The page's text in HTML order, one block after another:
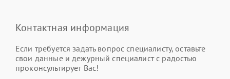
Контактная информация
Если требуется задать вопрос специалисту, оставьте
свои данные и дежурный специалист с радостью
проконсультирует Вас!